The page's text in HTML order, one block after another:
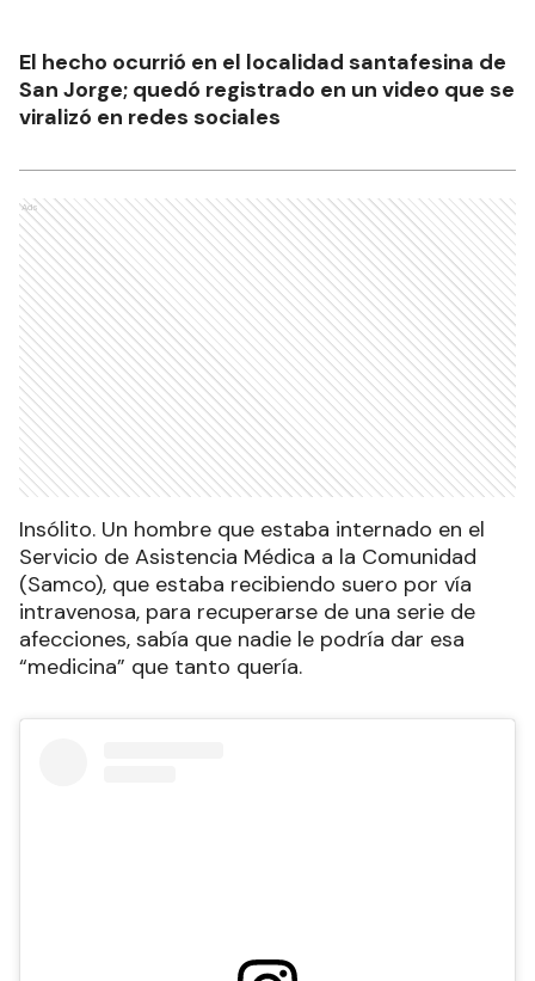
El hecho ocurrió en el localidad santafesina de
San Jorge; quedó registrado en un video que se
viralizó en redes sociales
Ads
Insólito. Un hombre que estaba internado en el
Servicio de Asistencia Médica a la Comunidad
(Samco), que estaba recibiendo suero por vía
intravenosa, para recuperarse de una serie de
afecciones, sabía que nadie le podría dar esa
“medicina” que tanto quería.